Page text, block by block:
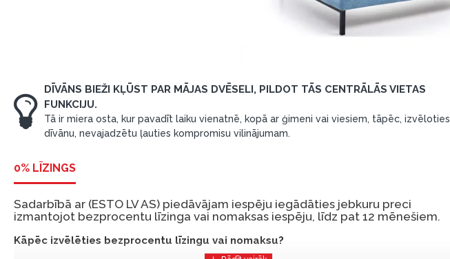
DĪVĀNS BIEŽI KĻŪST PAR MĀJAS DVĒSELI, PILDOT TĀS CENTRĀLĀS VIETAS
FUNKCIJU.
Tā ir miera osta, kur pavadīt laiku vienatnē, kopā ar ģimeni vai viesiem, tāpēc, izvēloties
dīvānu, nevajadzētu ļauties kompromisu vilinājumam.
0% LĪZINGS
Sadarbībā ar (ESTO LV AS) piedāvājam iespēju iegādāties jebkuru preci
izmantojot bezprocentu līzinga vai nomaksas iespēju, līdz pat 12 mēnešiem.
Kāpēc izvēlēties bezprocentu līzingu vai nomaksu?